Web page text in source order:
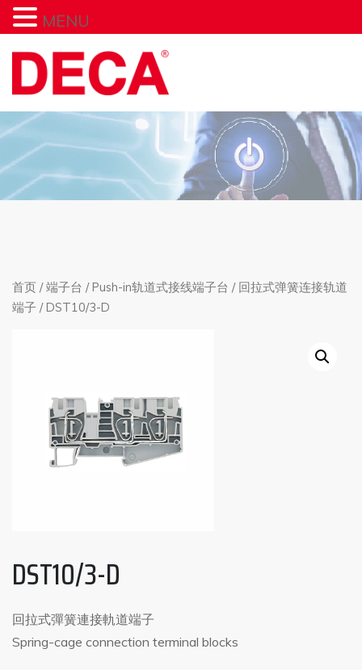
首页 /端子台 /Push-in轨道式接线端子台 / 回拉式弹簧连接轨道
端子 / DST10/3-D
DST10/3-D
回拉式彈簧連接軌道端子
Spring-cage connection terminal blocks
MENU